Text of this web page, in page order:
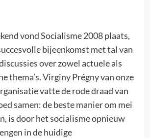
vond Socialisme 2008 plaats,
bijeenkomst met tal van
over zowel actuele als
thema’s. Virginy Prégny van onze
vatte de rode draad van
samen: de beste manier om mei
is door het socialisme opnieuw
in de huidige